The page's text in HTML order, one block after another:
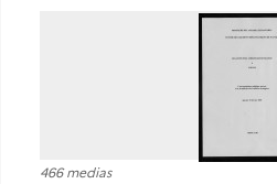
466 medias